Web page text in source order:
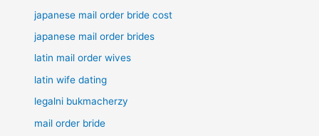
japanese mail order bride cost
japanese mail order brides
latin mail order wives
latin wife dating
legalni bukmacherzy
mail order bride